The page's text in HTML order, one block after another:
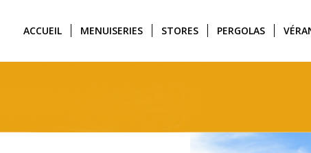
ACCUEIL MENUISERIES STORES PERGOLAS